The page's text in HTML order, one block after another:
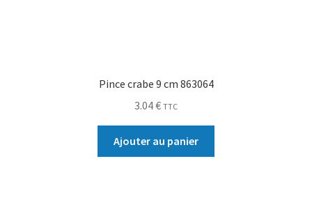
Pince crabe 9 cm 863064
3.04€ TTC
Ajouter au panier